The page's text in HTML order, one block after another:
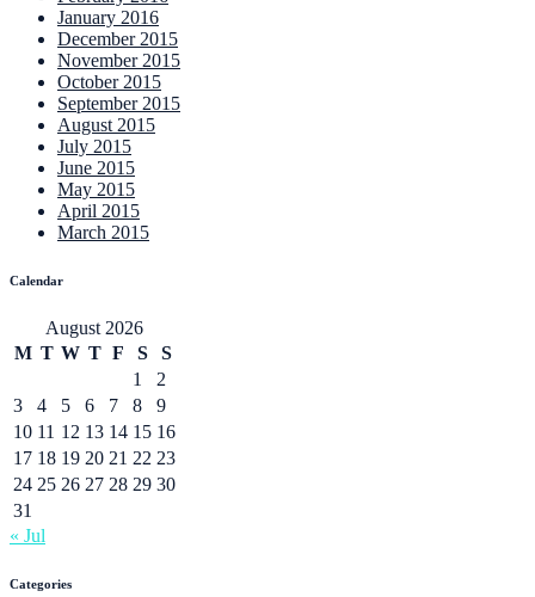
January 2016
December 2015
November 2015
October 2015
September 2015
August 2015
July 2015
June 2015
May 2015
April 2015
March 2015
Calendar
August 2026
M T W T F S
S
1
2
3
4 5 6 7 8
9
10 11 12 13 14 15 16
17 18 19 20 21 22 23
24 25 26 27 28 29 30
31
« Jul
Categories